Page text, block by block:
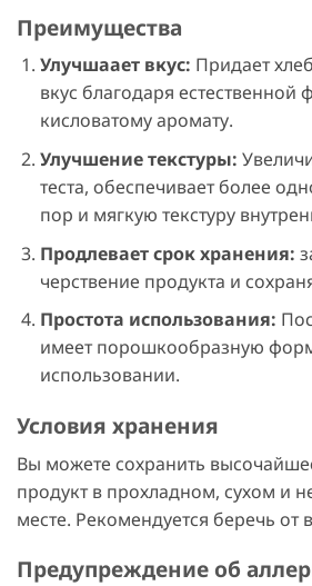
Преимущества
Улучшаает вкус: Придает
вкус благодаря естественной
кисловатому аромату.
Улучшение текстуры:
теста, обеспечивает более
пор и мягкую текстуру
Продлевает срок хранения:
черствение продукта и
Простота использования:
имеет порошкообразную
использовании.
Условия хранения
Вы можете сохранить
продукт в прохладном, сухом и
месте. Рекомендуется беречь от
Предупреждение об